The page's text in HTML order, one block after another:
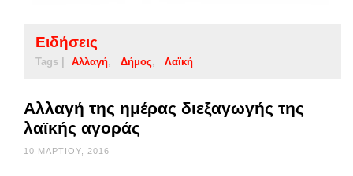
Ειδήσεις
Tags | Αλλαγή Δήμος Λαϊκή
Αλλαγή της ημέρας διεξαγωγής της
λαϊκής αγοράς
10 ΜΑΡΤΊΟΥ, 2016